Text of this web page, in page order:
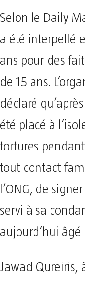
Selon le Daily
a été interpellé
ans pour des
de 15 ans.
déclaré
été placé à
tortures
tout contact
l’ONG, de
servi à sa
aujourd’hui âgé
Jawad Qureiris,